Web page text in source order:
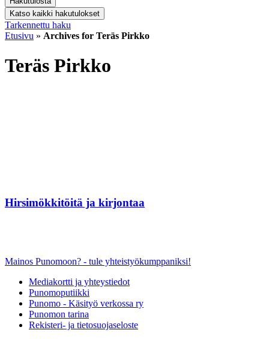
Katso kaikki hakutulokset
Tarkennettu haku
Etusivu » Archives for Teräs Pirkko
Teräs Pirkko
Hirsimökkitöitä ja kirjontaa
Mainos Punomoon? - tule yhteistyökumppaniksi!
Mediakortti ja yhteystiedot
Punomoputiikki
Punomo - Käsityö verkossa ry
Punomon tarina
Rekisteri- ja tietosuojaseloste